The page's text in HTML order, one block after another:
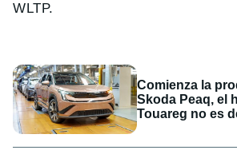
WLTP.
Comienza la
Skoda Peaq, el
Touareg no es